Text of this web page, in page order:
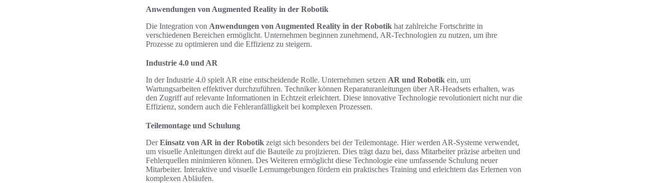
Anwendungen von Augmented Reality in der Robotik
Die Integration von Anwendungen von Augmented Reality in der Robotik hat zahlreiche Fortschritte in
verschiedenen Bereichen ermöglicht. Unternehmen beginnen zunehmend, AR-Technologien zu nutzen, um ihre
Prozesse zu optimieren und die Effizienz zu steigern.
Industrie 4.0 und AR
In der Industrie 4.0 spielt AR eine entscheidende Rolle. Unternehmen setzen AR und Robotik ein, um
Wartungsarbeiten effektiver durchzuführen. Techniker können Reparaturanleitungen über AR-Headsets erhalten, was
den Zugriff auf relevante Informationen in Echtzeit erleichtert. Diese innovative Technologie revolutioniert nicht nur die
Effizienz, sondern auch die Fehleranfälligkeit bei komplexen Prozessen.
Teilemontage und Schulung
DerEinsatz von AR in der Robotik zeigt sich besonders bei der Teilemontage. Hier werden AR-Systeme verwendet,
um visuelle Anleitungen direkt auf die Bauteile zu projizieren. Dies trägt dazu bei, dass Mitarbeiter präzise arbeiten und
Fehlerquellen minimieren können. Des Weiteren ermöglicht diese Technologie eine umfassende Schulung neuer
Mitarbeiter. Interaktive und visuelle Lernumgebungen fördern ein praktisches Training und erleichtern das Erlernen von
komplexen Abläufen.